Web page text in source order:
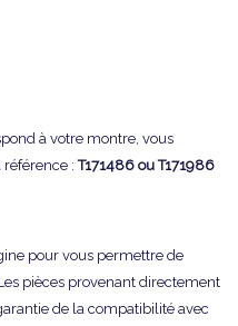
à votre montre, vous
référence :T171486 ou T171986
pour vous permettre de
pièces provenant directement
de la compatibilité avec